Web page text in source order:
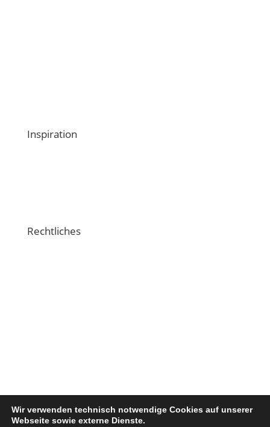
Inspiration
Rechtliches
vorbehalten.
Wir verwenden technisch notwendige Cookies auf unserer
Webseite sowie externe Dienste.